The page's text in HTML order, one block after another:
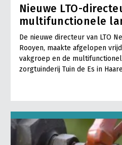
Nieuwe LTO-
multifunctionele
De nieuwe directeur van LTO
Rooyen, maakte afgelopen
vakgroep en de
zorgtuinderij Tuin de Es in